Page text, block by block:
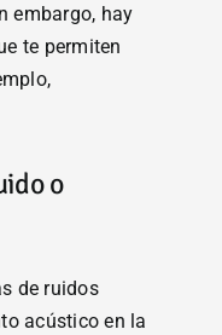
embargo, hay
te permiten
o
de ruidos
acústico en la